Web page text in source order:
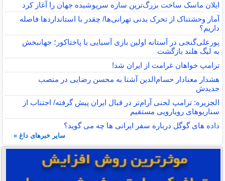
ایلان ماسک ساخت بزرگ‌ترین سازه سرپوشیده جهان را آغاز کرد
آمار وحشتناک از تحرک بدنی تهرانی‌ها/ چقدر با استانداردها فاصله
داریم؟
پورعلی‌گنجی در آستانه اولین بازی آسیایی با پاختاکور؛ جهانبخش
به لیگ هلند بازگشت
ترامپ خواهان غرامت از ایران شد!
هشدار معنادار حسام‌الدین آشنا به محسن رضایی در منصب
جدیدش
الجزیره: ترامپ لحنی آرام‌تر در قبال ایران پیش گرفته/ اجتناب از
سناریوهای رویارویی مستقیم
داده‌ های گوگل درباره سفر ایرانی ‌ها چه می ‌گوید؟
سایر خبرهای داغ »